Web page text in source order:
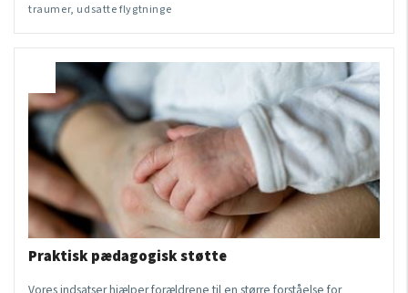
traumer, udsatte flygtninge
Praktisk pædagogisk støtte